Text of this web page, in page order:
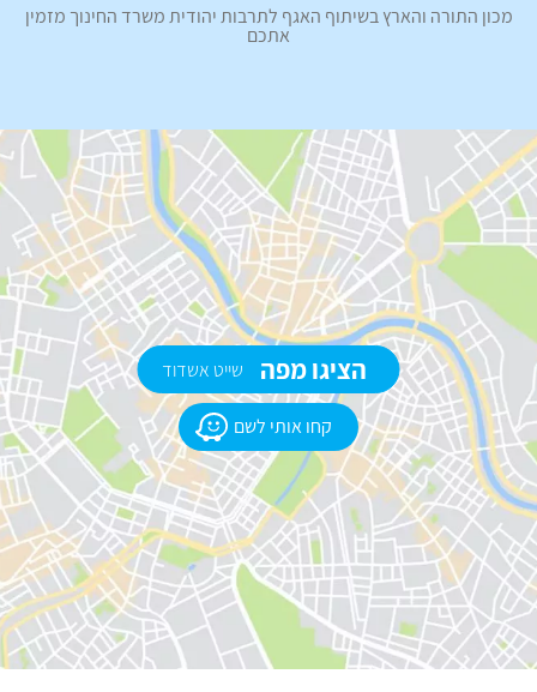
מכון התורה והארץ בשיתוף האגף לתרבות יהודית משרד החינוך מזמין
אתכם
קחו אותי לשם
הציגו מפה שייט אשדוד